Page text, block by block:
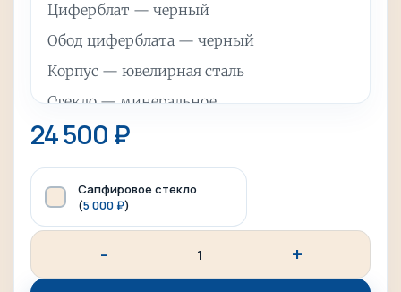
Циферблат — черный
Обод циферблата — черный
Корпус — ювелирная сталь
Стекло — минеральное
Водозащита — 10 АТМ
Вес часов — примерно 160 гр (зависит от
кол-ва звеньев на браслете)
24 500 ₽
Сапфировое стекло
(5 000 ₽)